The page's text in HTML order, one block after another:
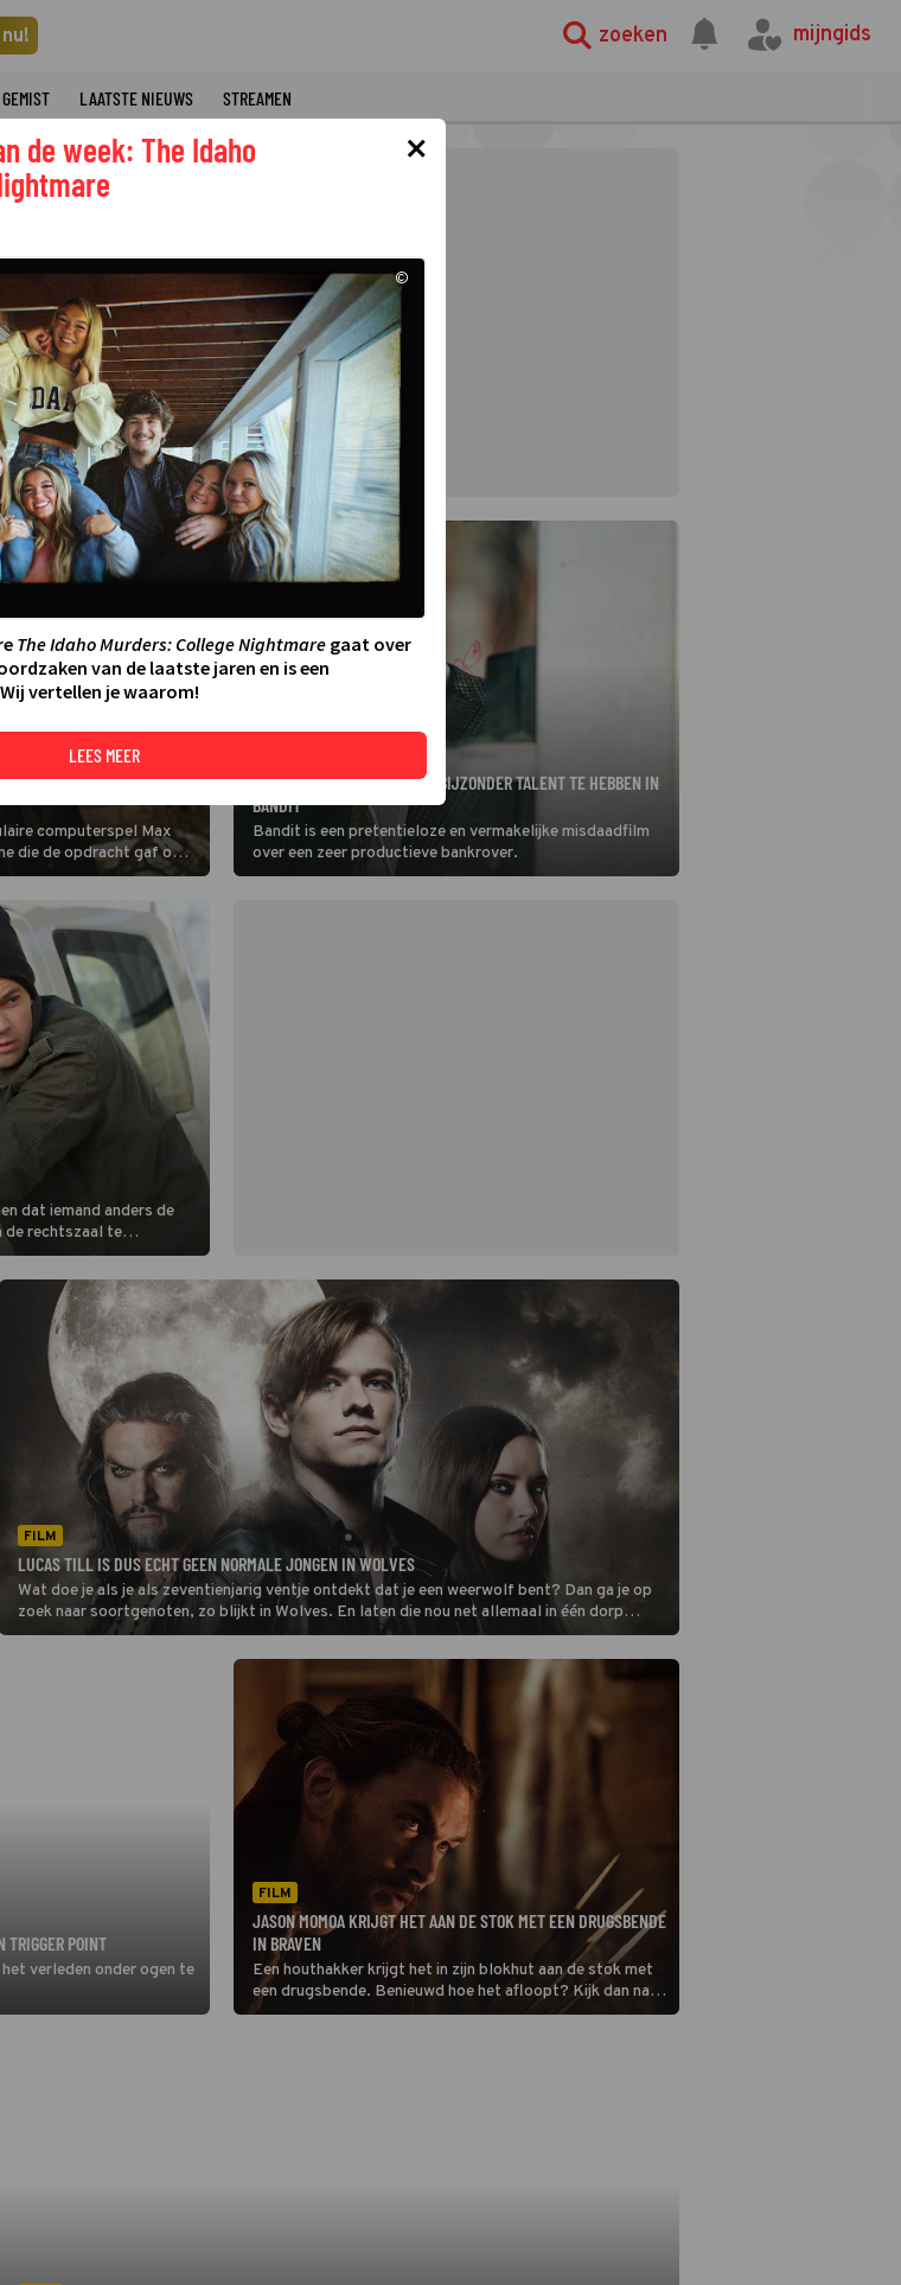
zoeken mijngids
GEMIST LAATSTE NIEUWS STREAMEN
computerspel Max
die de opdracht gaf om
JOSH DUHAMEL BLIJKT EEN BIJZONDER TALENT TE HEBBEN IN
BANDIT
Bandit is een pretentieloze en vermakelijke misdaadfilm
over een zeer productieve bankrover.
dat iemand anders de
de rechtszaal te
FILM
LUCAS TILL IS DUS ECHT GEEN NORMALE JONGEN IN WOLVES
Wat doe je als je als zeventienjarig ventje ontdekt dat je een weerwolf bent? Dan ga je op
zoek naar soortgenoten, zo blijkt in Wolves. En laten die nou net allemaal in één dorp
wonen.
TRIGGER POINT
verleden onder ogen te
FILM
JASON MOMOA KRIJGT HET AAN DE STOK MET EEN DRUGSBENDE
IN BRAVEN
Een houthakker krijgt het in zijn blokhut aan de stok met
een drugsbende. Benieuwd hoe het afloopt? Kijk dan naar
Braven.
×
de week: The Idaho
©
The Idaho Murders: College Nightmaregaat over
van de laatste jaren en is een
vertellen je waarom!
LEES MEER